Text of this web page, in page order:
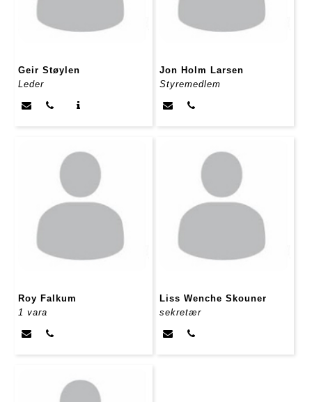
Geir Støylen
Leder
Jon Holm Larsen
Styremedlem
Roy Falkum
1 vara
Liss Wenche Skouner
sekretær